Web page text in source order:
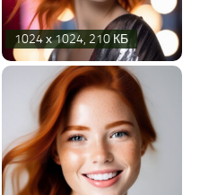
1024 х 1024, 210 КБ